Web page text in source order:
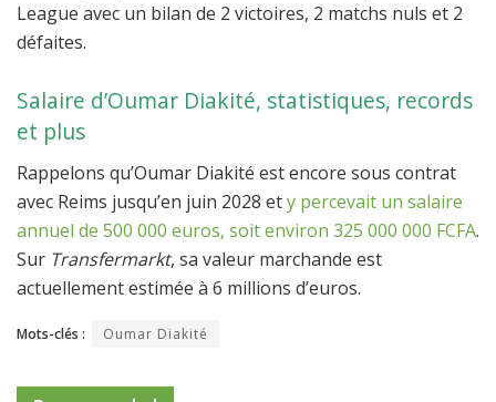
League avec un bilan de 2 victoires, 2 matchs nuls et 2
défaites.
Salaire d’Oumar Diakité, statistiques, records
et plus
Rappelons qu’Oumar Diakité est encore sous contrat
avec Reims jusqu’en juin 2028 ety percevait un salaire
annuel de 500 000 euros, soit environ 325 000 000 FCFA.
Sur Transfermarkt, sa valeur marchande est
actuellement estimée à 6 millions d’euros.
Mots-clés : Oumar Diakité